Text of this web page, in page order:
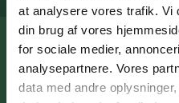
at analysere vores trafik. Vi
din brug af vores
for sociale medier,
analysepartnere. Vores
data med andre
Bunkeren mellem
Medvirkende: Skuespiller
Julie Maria, fortæller Helle
Tilrettelæggelse: Producent